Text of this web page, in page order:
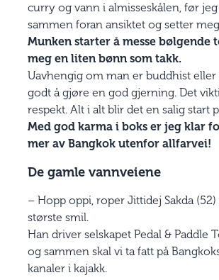
curry og vann i almisseskålen, før
sammen foran ansiktet og setter
Munken starter å messe bølgende
meg en liten bønn som takk.
Uavhengig om man er buddhist eller
godt å gjøre en god gjerning. Det
respekt. Alt i alt blir det en salig start
Med god karma i boks er jeg klar
mer av Bangkok utenfor allfarvei!
De gamle vannveiene
– Hopp oppi, roper Jittidej Sakda
største smil.
Han driver selskapet Pedal & Paddle
og sammen skal vi ta fatt på
kanaler i kajakk.